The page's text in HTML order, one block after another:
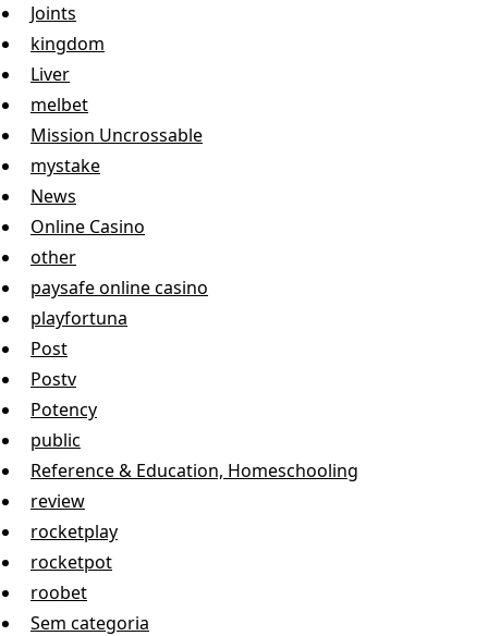
Joints
kingdom
Liver
melbet
Mission Uncrossable
mystake
News
Online Casino
other
paysafe online casino
playfortuna
Post
Postv
Potency
public
Reference & Education, Homeschooling
review
rocketplay
rocketpot
roobet
Sem categoria